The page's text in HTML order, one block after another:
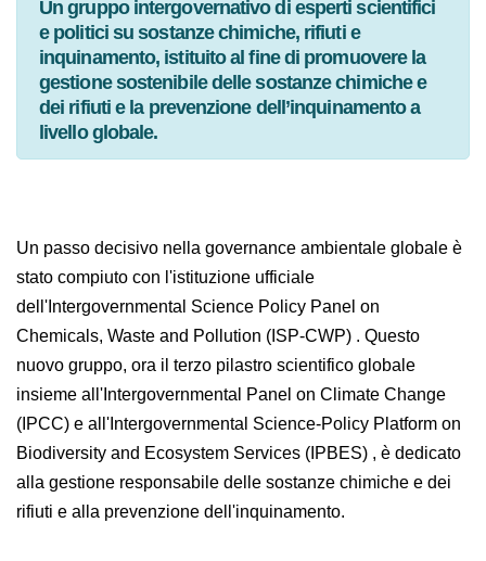
Un gruppo intergovernativo di esperti scientifici
e politici su sostanze chimiche, rifiuti e
inquinamento, istituito al fine di promuovere la
gestione sostenibile delle sostanze chimiche e
dei rifiuti e la prevenzione dell’inquinamento a
livello globale.
Un passo decisivo nella governance ambientale globale
è stato compiuto con l'istituzione ufficiale
dell'IntergovernmentalScience Policy Panel on
Chemicals, Waste and Pollution (ISP-CWP) . Questo
nuovo gruppo, ora il terzo pilastro scientifico globale
insiemeall'Intergovernmental Panel on Climate Change
(IPCC)eall'Intergovernmental Science-Policy Platform
on Biodiversity and Ecosystem Services (IPBES), è
dedicato alla gestione responsabile delle sostanze
chimiche e dei rifiuti e alla prevenzione